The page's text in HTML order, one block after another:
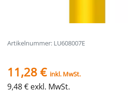
Artikelnummer: LU608007E
11,28 € inkl. MwSt.
9,48 € exkl. MwSt.